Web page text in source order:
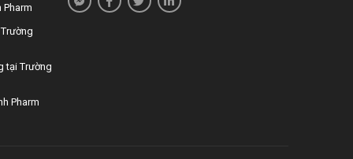
Pharm
tại Trường
Pharm